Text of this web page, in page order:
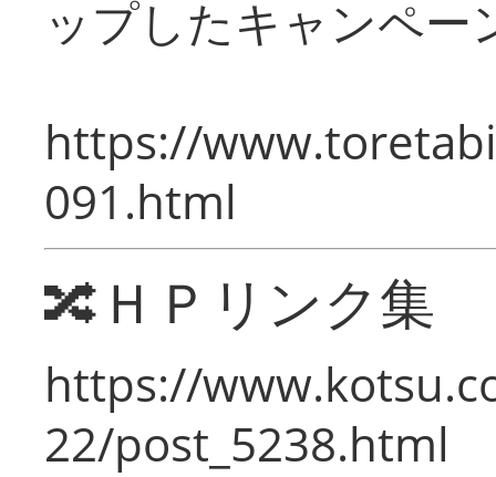
ップしたキャンペー
https://
091.html
🔀ＨＰリンク集
https://
22/post_5238.html